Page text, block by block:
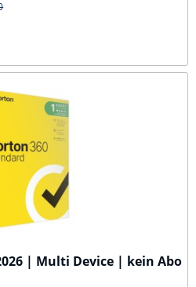
| Multi Device | kein Abo